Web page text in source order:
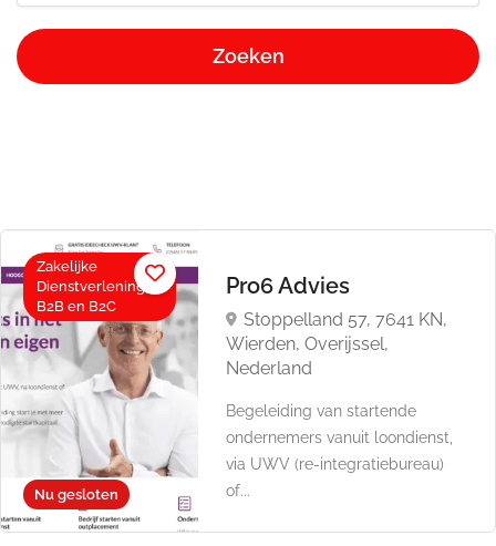
Zoeken
Nu gesloten
Zakelijke
Dienstverlening,
B2B en B2C
Pro6 Advies
Stoppelland 57, 7641 KN,
Wierden, Overijssel,
Nederland
Begeleiding van startende
ondernemers vanuit loondienst,
via UWV (re-integratiebureau)
of...